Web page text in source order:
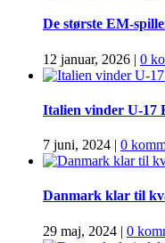
De største EM-
12 januar, 2026 | 0
Italien vinder U-17
7 juni, 2024 | 0
Danmark klar til
29 maj, 2024 | 0